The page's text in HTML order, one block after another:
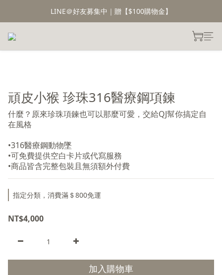
LINE＠好友募集中｜贈【$100購物金】
頑皮小猴 珍珠316醫療鋼項鍊
什麼？原來珍珠項鍊也可以那麼可愛，交給QJ幫你搞定自
在風格
•316醫療鋼動物墜
•可免費提供空白卡片或代寫服務
•商品皆含完整包裝且無須額外付費
指定分類，消費滿＄800免運
NT$4,000
加入購物車